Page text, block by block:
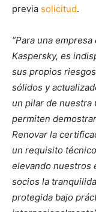
previa solicitud.
“Para una
Kaspersky, es
sus propios
sólidos y
un pilar de nuestra
permiten
Renovar la
un requisito
elevando nuestros
socios la
protegida bajo